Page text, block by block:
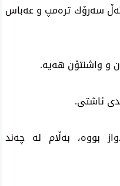
سه‌رۆك تره‌مپ و عه‌باس
و واشنتۆن هه‌یه‌.
ئاشتی‌.
بووه‌، به‌ڵام له‌ چه‌ند